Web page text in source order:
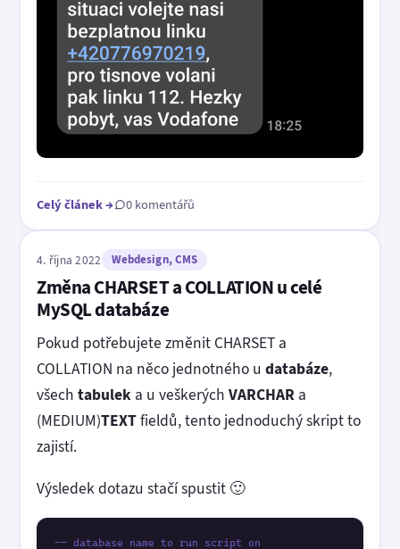
Celý článek→ 0 komentářů
4. října 2022 Webdesign, CMS
Změna CHARSET a COLLATION u celé
MySQL databáze
Pokud potřebujete změnit CHARSET a
COLLATION na něco jednotného u databáze,
všech tabulek a u veškerých VARCHAR a
(MEDIUM)TEXTfieldů, tento jednoduchý skript to
zajistí.
Výsledek dotazu stačí spustit 🙂
-- database name to run script on